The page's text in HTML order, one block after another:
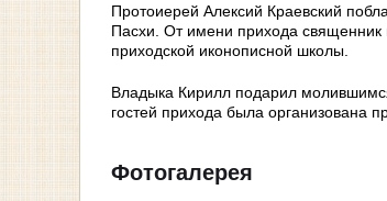
Протоиерей Алексий Краевский
Пасхи. От имени прихода
приходской иконописной школы.
Владыка Кирилл подарил
гостей прихода была организована
Фотогалерея